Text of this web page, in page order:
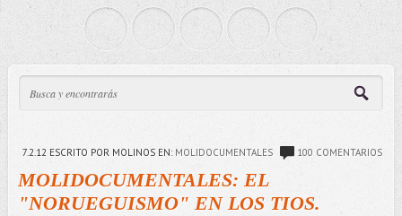
7.2.12 ESCRITO POR MOLINOS EN: MOLIDOCUMENTALES 100 COMENTARIOS
MOLIDOCUMENTALES: EL
"NORUEGUISMO" EN LOS TIOS.